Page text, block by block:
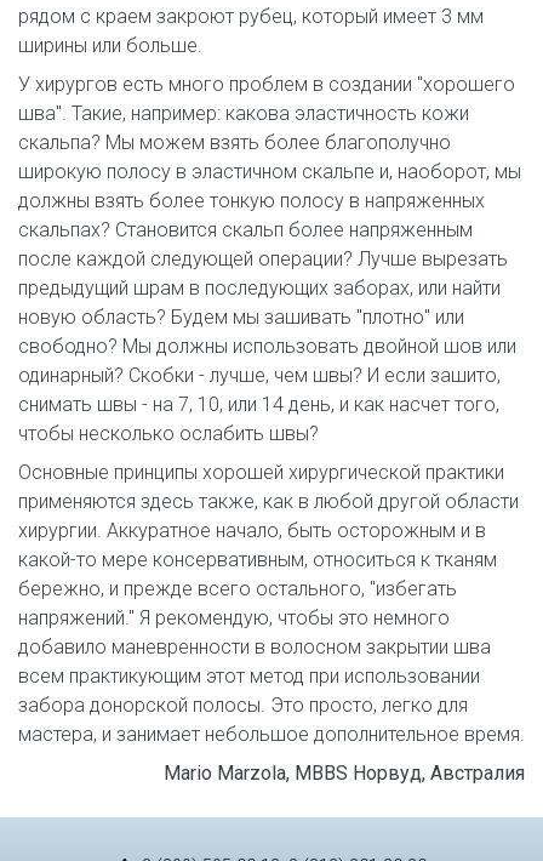
рядом с краем закроют рубец, который имеет 3 мм
ширины или больше.
У хирургов есть много проблем в создании "хорошего
шва". Такие, например: какова эластичность кожи
скальпа? Мы можем взять более благополучно
широкую полосу в эластичном скальпе и, наоборот, мы
должны взять более тонкую полосу в напряженных
скальпах? Становится скальп более напряженным
после каждой следующей операции? Лучше вырезать
предыдущий шрам в последующих заборах, или найти
новую область? Будем мы зашивать "плотно" или
свободно? Мы должны использовать двойной шов или
одинарный? Скобки - лучше, чем швы? И если зашито,
снимать швы - на 7, 10, или 14 день, и как насчет того,
чтобы несколько ослабить швы?
Основные принципы хорошей хирургической практики
применяются здесь также, как в любой другой области
хирургии. Аккуратное начало, быть осторожным и в
какой-то мере консервативным, относиться к тканям
бережно, и прежде всего остального, "избегать
напряжений." Я рекомендую, чтобы это немного
добавило маневренности в волосном закрытии шва
всем практикующим этот метод при использовании
забора донорской полосы. Это просто, легко для
мастера, и занимает небольшое дополнительное время.
Mario Marzola, MBBS Норвуд, Австралия